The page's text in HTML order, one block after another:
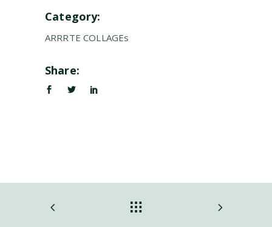
Category:
ARRRTE COLLAGEs
Share: